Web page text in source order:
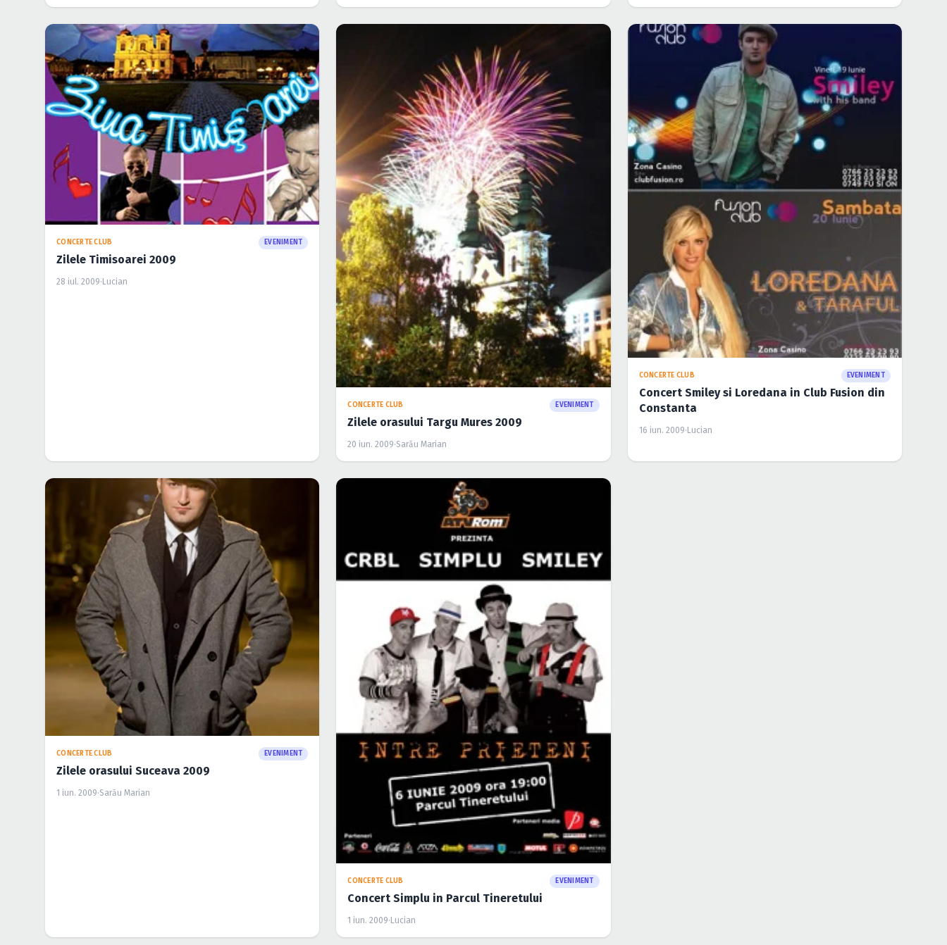
CONCERTE CLUB EVENIMENT
Zilele Timisoarei 2009
28 iul. 2009·Lucian
CONCERTE CLUB EVENIMENT
Zilele orasului Targu Mures 2009
20 iun. 2009·Sarău Marian
CONCERTE CLUB EVENIMENT
Concert Smiley si Loredana in Club Fusion din
Constanta
16 iun. 2009· Lucian
CONCERTE CLUB EVENIMENT
Zilele orasului Suceava 2009
1 iun. 2009·Sarău Marian
CONCERTE CLUB EVENIMENT
Concert Simplu in Parcul Tineretului
1 iun. 2009· Lucian